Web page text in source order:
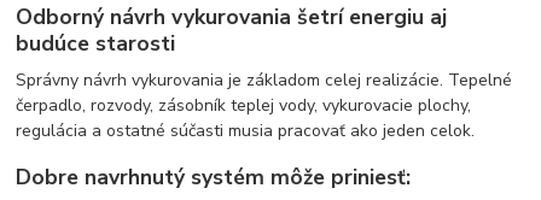
Odborný návrh vykurovania šetrí energiu aj
budúce starosti
Správny návrh vykurovania je základom celej realizácie. Tepelné
čerpadlo, rozvody, zásobník teplej vody, vykurovacie plochy,
regulácia a ostatné súčasti musia pracovať ako jeden celok.
Dobre navrhnutý systém môže priniesť: